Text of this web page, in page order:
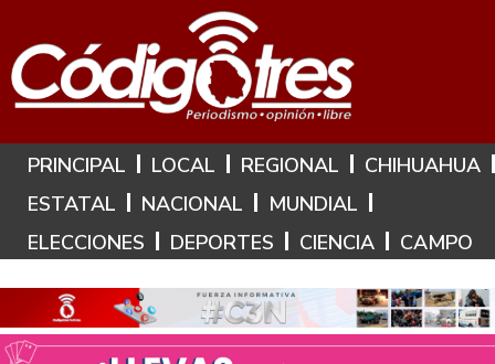
Hoy es: 6 de Agosto de 2026
PRINCIPAL LOCAL REGIONAL
CHIHUAHUA
ESTATAL
NACIONAL
MUNDIAL
ELECCIONES
DEPORTES CIENCIA CAMPO